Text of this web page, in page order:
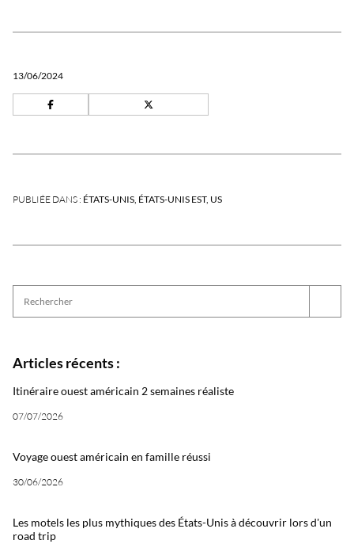
13/06/2024
PUBLIÉE DANS : ÉTATS-UNIS ÉTATS-UNIS EST US
Articles récents :
Itinéraire ouest américain 2 semaines réaliste
07/07/2026
Voyage ouest américain en famille réussi
30/06/2026
Les motels les plus mythiques des États-Unis à découvrir lors d'un
road trip